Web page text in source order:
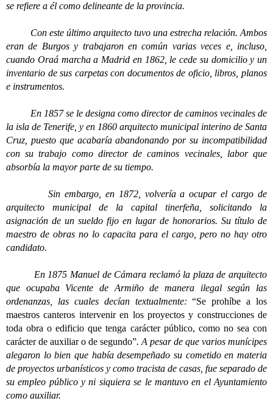
se refiere a él como delineante de la provincia.
Con este último arquitecto tuvo una estrecha relación. Ambos
eran de Burgos y trabajaron en común varias veces e, incluso,
cuando Oraá marcha a Madrid en 1862, le cede su domicilio y un
inventario de sus carpetas con documentos de oficio, libros, planos
e instrumentos.
En 1857 se le designa como director de caminos vecinales de
la isla de Tenerife, y en 1860 arquitecto municipal interino de Santa
Cruz, puesto que acabaría abandonando por su incompatibilidad
con su trabajo como director de caminos vecinales, labor que
absorbía la mayor parte de su tiempo.
Sin embargo, en 1872, volvería a ocupar el cargo de
arquitecto municipal de la capital tinerfeña, solicitando la
asignación de un sueldo fijo en lugar de honorarios. Su título de
maestro de obras no lo capacita para el cargo, pero no hay otro
candidato.
En 1875 Manuel de Cámara reclamó la plaza de arquitecto
que ocupaba Vicente de Armiño de manera ilegal según las
ordenanzas, las cuales decían textualmente:“Se prohíbe a los
maestros canteros intervenir en los proyectos y construcciones de
toda obra o edificio que tenga carácter público, como no sea con
carácter de auxiliar o de segundo”. A pesar de que varios munícipes
alegaron lo bien que había desempeñado su cometido en materia
de proyectos urbanísticos y como tracista de casas, fue separado de
su empleo público y ni siquiera se le mantuvo en el Ayuntamiento
como auxiliar.